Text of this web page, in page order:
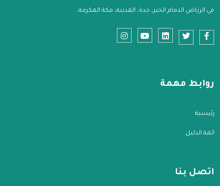
في الرياض الدمام الخبر، جدة، المدينة، مكة المكرمة...
روابط مهمة
الرئيسية
قائمة الدليل
اتصل بنا